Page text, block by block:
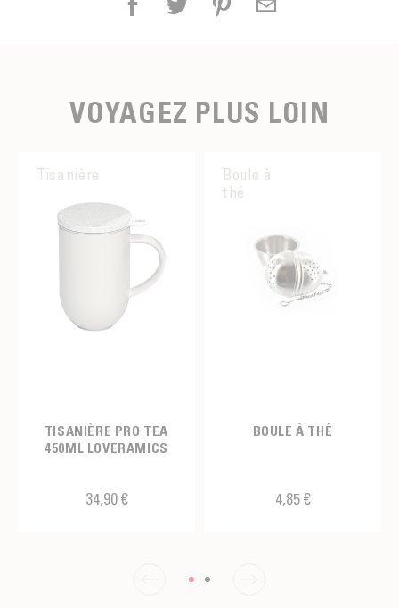
VOYAGEZ PLUS LOIN
Tisanière
TISANIÈRE PRO TEA
450ML LOVERAMICS
34,90 €
Boule à
thé
BOULE À THÉ
4,85 €